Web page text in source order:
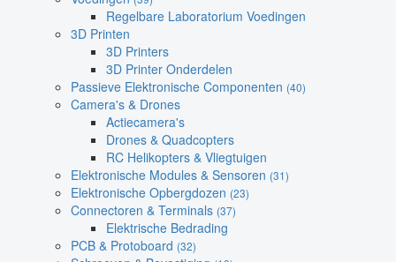
Regelbare Laboratorium Voedingen
3D Printen
3D Printers
3D Printer Onderdelen
Passieve Elektronische Componenten (40)
Camera's & Drones
Actiecamera's
Drones & Quadcopters
RC Helikopters & Vliegtuigen
Elektronische Modules & Sensoren (31)
Elektronische Opbergdozen (23)
Connectoren & Terminals (37)
Elektrische Bedrading
PCB & Protoboard (32)